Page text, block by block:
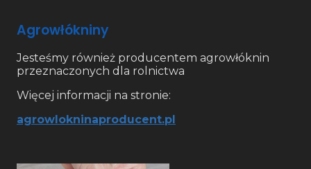
Agrowłókniny
Jesteśmy również producentem agrowłóknin
przeznaczonych dla rolnictwa
Więcej informacji na stronie:
agrowlokninaproducent.pl